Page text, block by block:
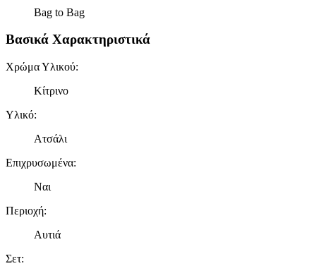
Bag to Bag
Βασικά Χαρακτηριστικά
Χρώμα Υλικού:
Κίτρινο
Υλικό:
Ατσάλι
Επιχρυσωμένα:
Ναι
Περιοχή:
Αυτιά
Σετ: